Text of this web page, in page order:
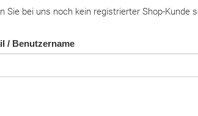
Sie bei uns noch kein registrierter Shop-
/ Benutzername